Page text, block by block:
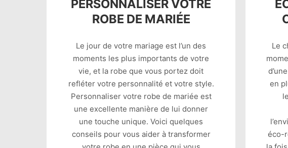
PERSONNALISER VOTRE
ROBE DE MARIÉE
Le jour de votre mariage est l’un des
moments les plus importants de votre
vie, et la robe que vous portez doit
refléter votre personnalité et votre style.
Personnaliser votre robe de mariée est
une excellente manière de lui donner
une touche unique. Voici quelques
conseils pour vous aider à transformer
Le
en
éco-